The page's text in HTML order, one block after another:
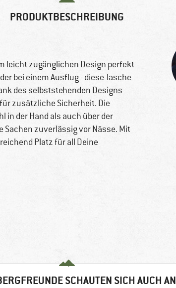
PRODUKTBESCHREIBUNG
leicht zugänglichen Design perfekt
bei einem Ausflug - diese Tasche
des selbststehenden Designs
zusätzliche Sicherheit. Die
in der Hand als auch über der
zuverlässig vor Nässe. Mit
Platz für all Deine
SCHAUTEN SICH AUCH AN